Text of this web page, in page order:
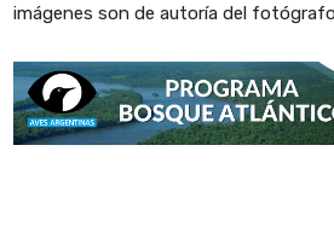
imágenes son de autoría del